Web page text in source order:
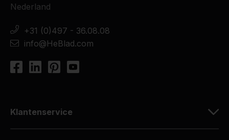
Nederland
+31 (0)497 - 36.08.08
info@HeBlad.com
Klantenservice